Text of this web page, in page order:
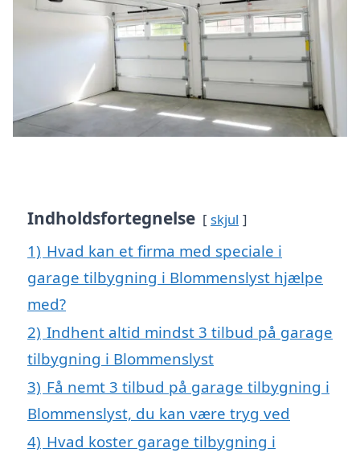
Indholdsfortegnelse skjul
1) Hvad kan et firma med speciale i
garage tilbygning i Blommenslyst hjælpe
med?
2) Indhent altid mindst 3 tilbud på garage
tilbygning i Blommenslyst
3) Få nemt 3 tilbud på garage tilbygning i
Blommenslyst, du kan være tryg ved
4) Hvad koster garage tilbygning i